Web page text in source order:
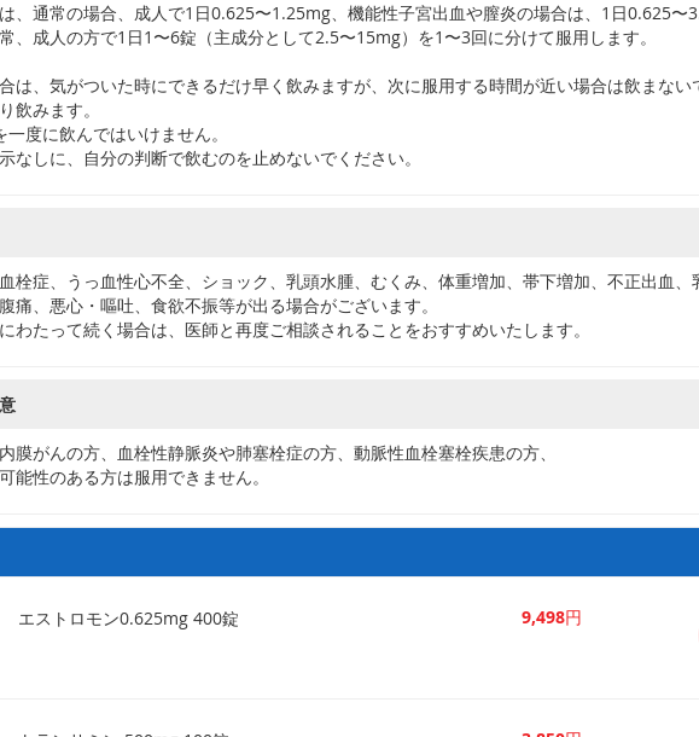
、通常の場合、成人で1日0.625〜1.25mg、機能性子宮出血や膣炎の場合は、1日0.625〜
、成人の方で1日1〜6錠（主成分として2.5〜15mg）を1〜3回に分けて服用します。
は、気がついた時にできるだけ早く飲みますが、次に服用する時間が近い場合は飲まない
飲みます。
度に飲んではいけません。
なしに、自分の判断で飲むのを止めないでください。
栓症、うっ血性心不全、ショック、乳頭水腫、むくみ、体重増加、帯下増加、不正出血、
痛、悪心・嘔吐、食欲不振等が出る場合がございます。
わたって続く場合は、医師と再度ご相談されることをおすすめいたします。
膜がんの方、血栓性静脈炎や肺塞栓症の方、動脈性血栓塞栓疾患の方、
能性のある方は服用できません。
エストロモン0.625mg 400錠 9,498円